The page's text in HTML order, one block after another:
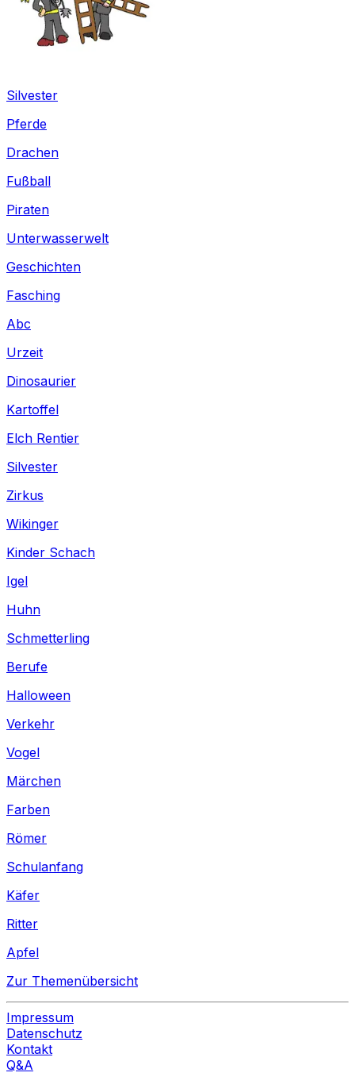
Silvester
Pferde
Drachen
Fußball
Piraten
Unterwasserwelt
Geschichten
Fasching
Abc
Urzeit
Dinosaurier
Kartoffel
Elch Rentier
Silvester
Zirkus
Wikinger
Kinder Schach
Igel
Huhn
Schmetterling
Berufe
Halloween
Verkehr
Vogel
Märchen
Farben
Römer
Schulanfang
Käfer
Ritter
Apfel
Zur Themenübersicht
Impressum
Datenschutz
Kontakt
Q&A